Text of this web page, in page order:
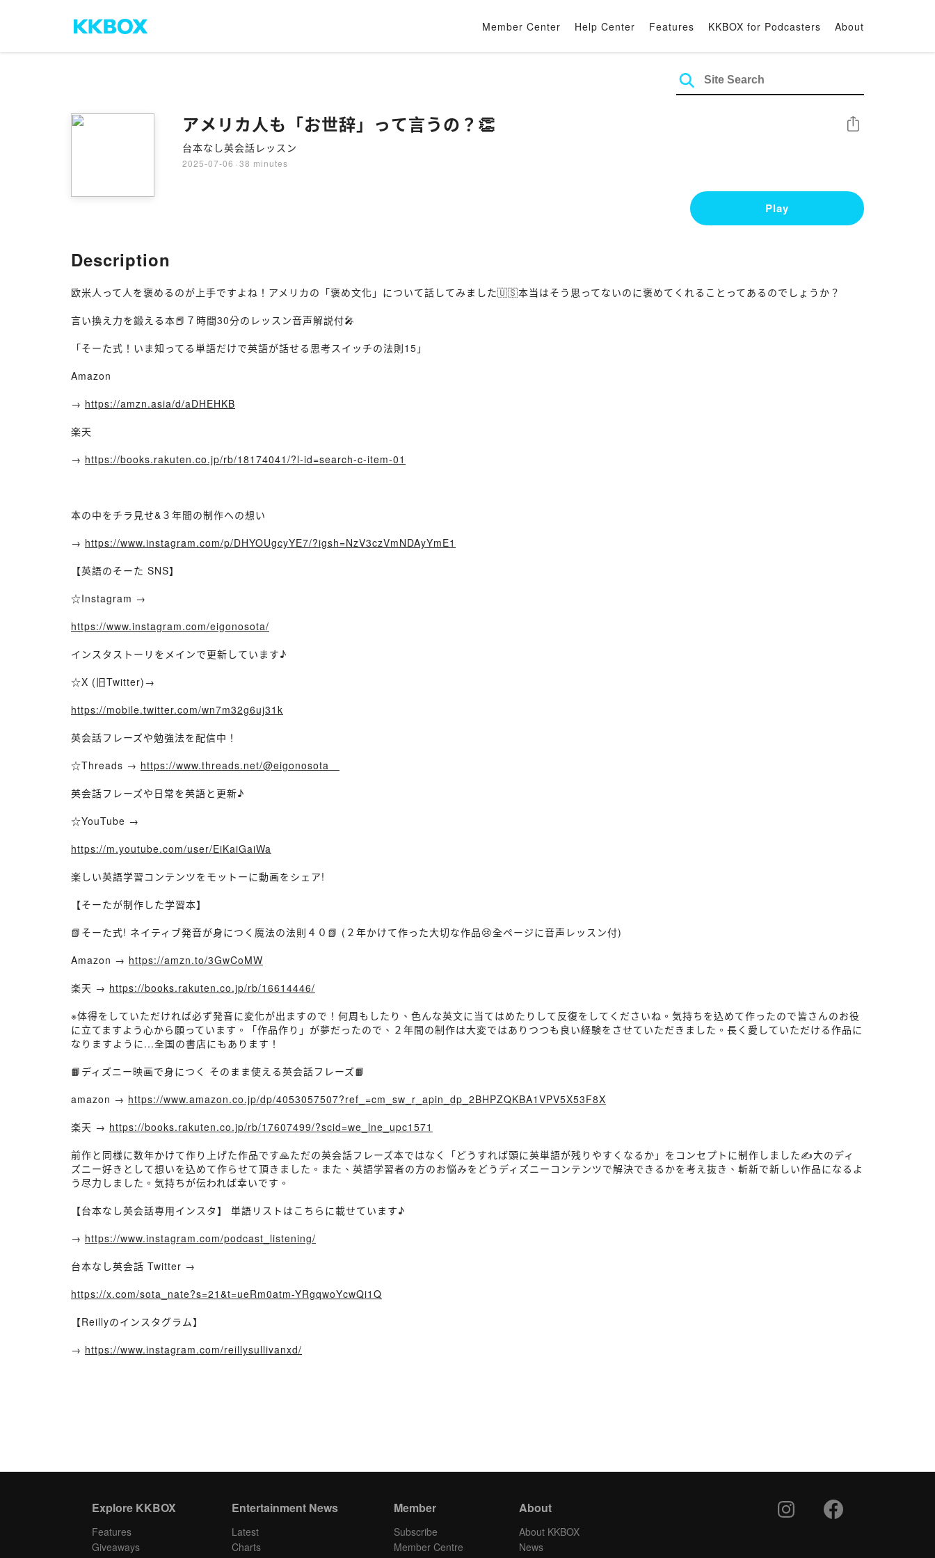
Member Center Help Center Features KKBOX for Podcasters About
アメリカ人も「お世辞」って言うの？👏
台本なし英会話レッスン
2025-07-06 · 38 minutes
Share
Play
Description
欧米人って人を褒めるのが上手ですよね！アメリカの「褒め文化」について話してみました🇺🇸本当はそう思ってないのに褒めてくれることってあるのでしょうか？
言い換え力を鍛える本📕７時間30分のレッスン音声解説付🎤
「そーた式！いま知ってる単語だけで英語が話せる思考スイッチの法則15」
Amazon
→ https://amzn.asia/d/aDHEHKB
楽天
→ https://books.rakuten.co.jp/rb/18174041/?l-id=search-c-item-01
本の中をチラ見せ&３年間の制作への想い
→ https://www.instagram.com/p/DHYOUgcyYE7/?igsh=NzV3czVmNDAyYmE1
【英語のそーた SNS】
☆Instagram →
https://www.instagram.com/eigonosota/
インスタストーリをメインで更新しています♪
☆X (旧Twitter)→
https://mobile.twitter.com/wn7m32g6uj31k
英会話フレーズや勉強法を配信中！
☆Threads → https://www.threads.net/@eigonosota
英会話フレーズや日常を英語と更新♪
☆YouTube →
https://m.youtube.com/user/EiKaiGaiWa
楽しい英語学習コンテンツをモットーに動画をシェア!
【そーたが制作した学習本】
📗そーた式! ネイティブ発音が身につく魔法の法則４０📗 (２年かけて作った大切な作品😢全ページに音声レッスン付)
Amazon → https://amzn.to/3GwCoMW
楽天 → https://books.rakuten.co.jp/rb/16614446/
※体得をしていただければ必ず発音に変化が出ますので！何周もしたり、色んな英文に当てはめたりして反復をしてくださいね。気持ちを込めて作ったので皆さんのお役
に立てますよう心から願っています。「作品作り」が夢だったので、２年間の制作は大変ではありつつも良い経験をさせていただきました。長く愛していただける作品に
なりますように...全国の書店にもあります！
📙ディズニー映画で身につく そのまま使える英会話フレーズ📙
amazon → https://www.amazon.co.jp/dp/4053057507?ref_=cm_sw_r_apin_dp_2BHPZQKBA1VPV5X53F8X
楽天 → https://books.rakuten.co.jp/rb/17607499/?scid=we_lne_upc1571
前作と同様に数年かけて作り上げた作品です🙏ただの英会話フレーズ本ではなく「どうすれば頭に英単語が残りやすくなるか」をコンセプトに制作しました✍️大のディ
ズニー好きとして想いを込めて作らせて頂きました。また、英語学習者の方のお悩みをどうディズニーコンテンツで解決できるかを考え抜き、斬新で新しい作品になるよ
う尽力しました。気持ちが伝われば幸いです。
【台本なし英会話専用インスタ】 単語リストはこちらに載せています♪
→ https://www.instagram.com/podcast_listening/
台本なし英会話 Twitter →
https://x.com/sota_nate?s=21&t=ueRm0atm-YRgqwoYcwQi1Q
【Reillyのインスタグラム】
→ https://www.instagram.com/reillysullivanxd/
Explore KKBOX
Features
Giveaways
Entertainment News
Latest
Charts
Member
Subscribe
Member Centre
About
About KKBOX
News